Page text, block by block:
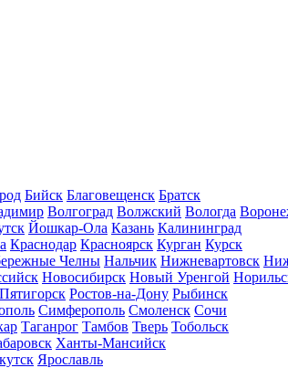
Бийск Благовещенск Братск
Волгоград Волжский Вологда
Йошкар-Ола Казань Калининград
Краснодар Красноярск Курган Курск
Челны Нальчик Нижневартовск
Новосибирск Новый Уренгой
Пятигорск Ростов-на-Дону Рыбинск
Симферополь Смоленск Сочи
Таганрог Тамбов Тверь Тобольск
Ханты-Мансийск
Ярославль